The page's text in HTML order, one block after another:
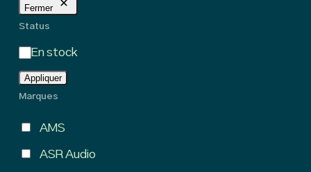
Fermer
Status
ÉtatEn stock
Appliquer
Marques
AMS
ASR Audio